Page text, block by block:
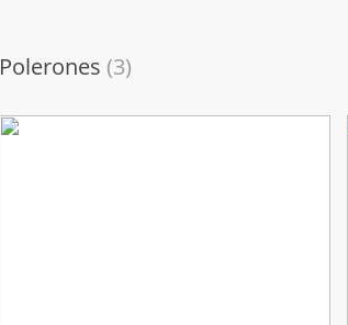
Polerones (3)